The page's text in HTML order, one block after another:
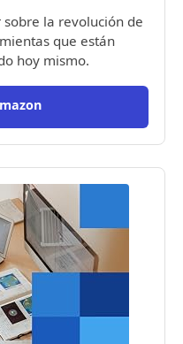
sobre la revolución de
que están
hoy mismo.